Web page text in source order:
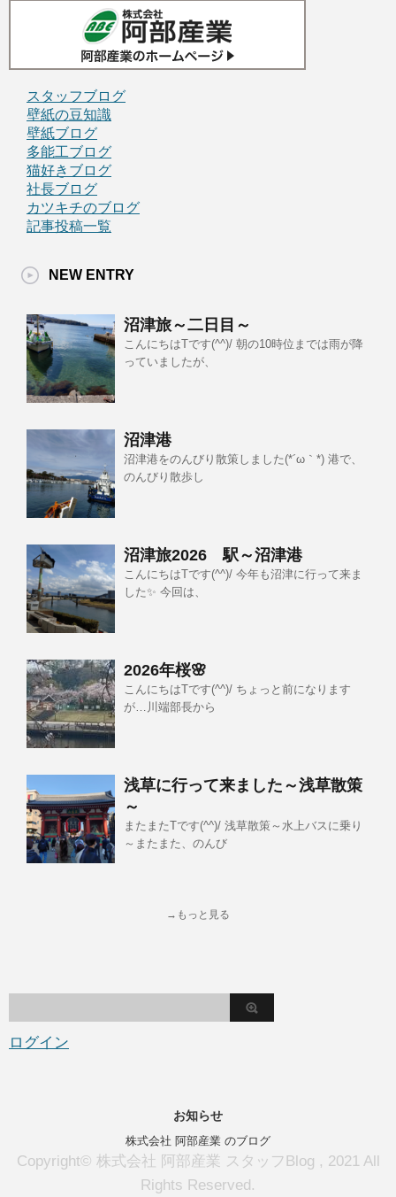
スタッフブログ
壁紙の豆知識
壁紙ブログ
多能工ブログ
猫好きブログ
社長ブログ
カツキチのブログ
記事投稿一覧
NEW ENTRY
沼津旅～二日目～
こんにちはTです(^^)/ 朝の10時位までは雨が降
っていましたが、
沼津港
沼津港をのんびり散策しました(*´ω｀*) 港で、
のんびり散歩し
沼津旅2026 駅～沼津港
こんにちはTです(^^)/ 今年も沼津に行って来ま
した✨ 今回は、
2026年桜🌸
こんにちはTです(^^)/ ちょっと前になります
が…川端部長から
浅草に行って来ました～浅草散策
～
またまたTです(^^)/ 浅草散策～水上バスに乗り
～またまた、のんび
→もっと見る
ログイン
お知らせ
株式会社 阿部産業 のブログ
Copyright© 株式会社 阿部産業 スタッフBlog , 2021 All
Rights Reserved.